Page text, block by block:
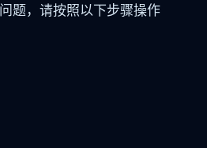
题，请按照以下步骤操作